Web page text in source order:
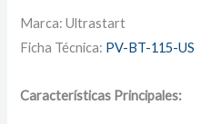
Marca: Ultrastart
Ficha Técnica: PV-BT-115-US
Características Principales: